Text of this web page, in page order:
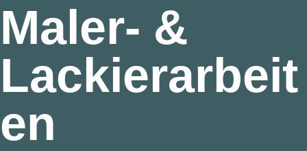
Maler- &
Lackierarbeit
en